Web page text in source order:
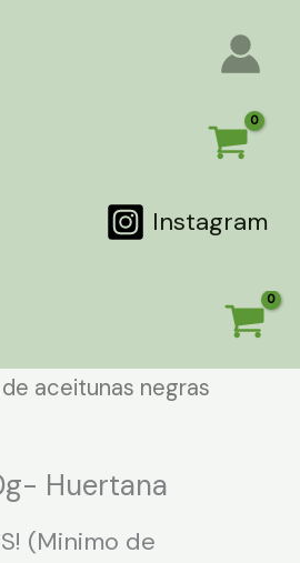
Instagram
aceitunas negras
Huertana
(Minimo de